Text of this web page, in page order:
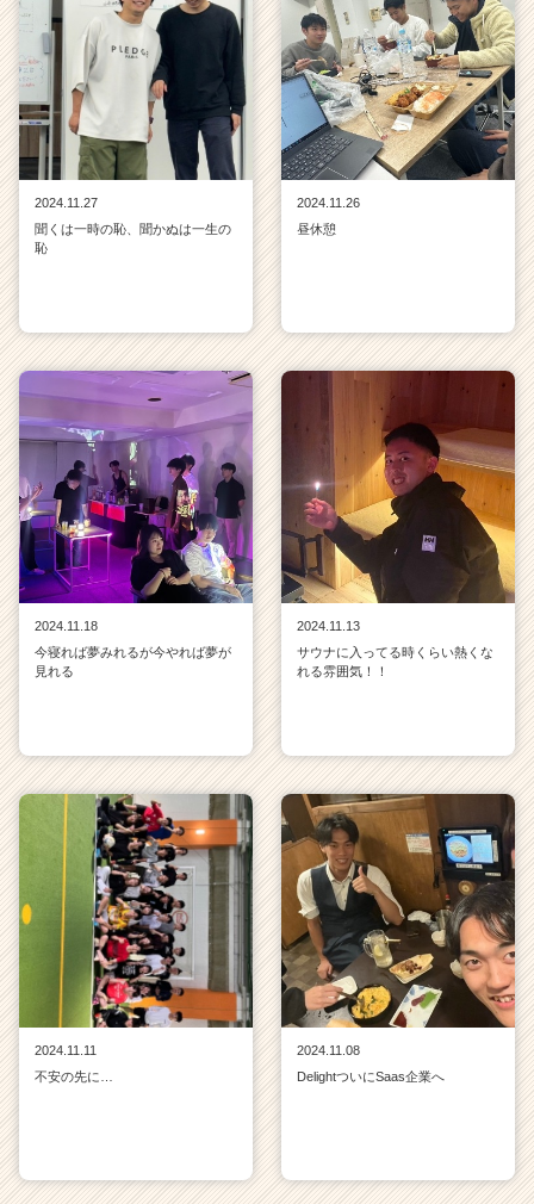
2024.11.27
聞くは一時の恥、聞かぬは一生の
恥
2024.11.26
昼休憩
2024.11.18
今寝れば夢みれるが今やれば夢が
見れる
2024.11.13
サウナに入ってる時くらい熱くな
れる雰囲気！！
2024.11.11
不安の先に…
2024.11.08
DelightついにSaas企業へ